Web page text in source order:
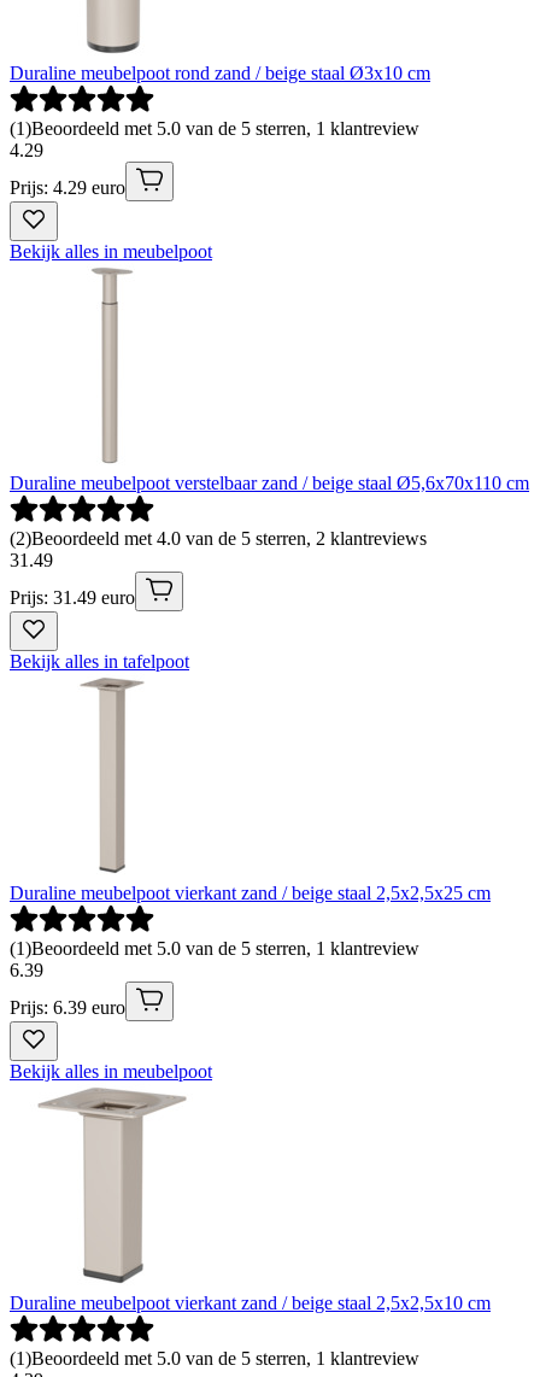
Duraline meubelpoot rond zand / beige staal Ø3x10 cm
(1)Beoordeeld met 5.0 van de 5 sterren, 1 klantreview
4.29
Prijs: 4.29 euro
Bekijk alles in meubelpoot
Duraline meubelpoot verstelbaar zand / beige staal Ø5,6x70x110 cm
(2)Beoordeeld met 4.0 van de 5 sterren, 2 klantreviews
31 .49
Prijs: 31.49 euro
Bekijk alles in tafelpoot
Duraline meubelpoot vierkant zand / beige staal 2,5x2,5x25 cm
(1)Beoordeeld met 5.0 van de 5 sterren, 1 klantreview
6.39
Prijs: 6.39 euro
Bekijk alles in meubelpoot
Duraline meubelpoot vierkant zand / beige staal 2,5x2,5x10 cm
(1)Beoordeeld met 5.0 van de 5 sterren, 1 klantreview